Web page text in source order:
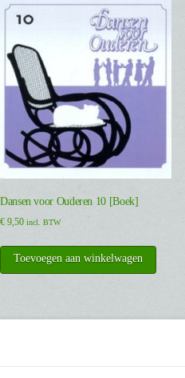
Dansen voor Ouderen 10 [Boek]
€ 9,50 incl. BTW
Toevoegen aan winkelwagen